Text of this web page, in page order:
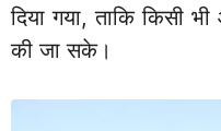
दिया गया, ताकि किसी
की जा सके।